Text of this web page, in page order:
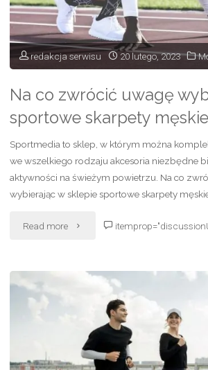
męskiego"
redakcja serwisu 20 lutego, 2023
Na co zwrócić uwagę
sportowe skarpety
Sportmedia to sklep, w którym można
we wszelkiego rodzaju akcesoria niezbędne
aktywności na świeżym powietrzu. Na co
wybierając w sklepie sportowe skarpety
Read more "Na
zwrócić
wybierając
sportowe